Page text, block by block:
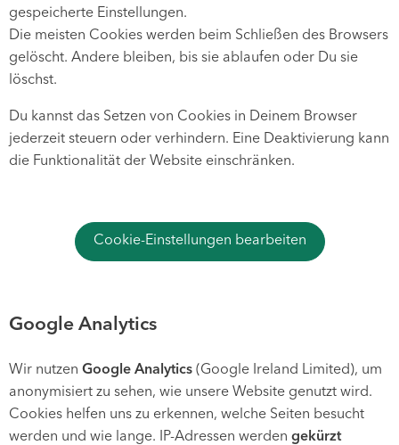
gespeicherte Einstellungen.
Die meisten Cookies werden beim Schließen des Browsers
gelöscht. Andere bleiben, bis sie ablaufen oder Du sie
löschst.
Du kannst das Setzen von Cookies in Deinem Browser
jederzeit steuern oder verhindern. Eine Deaktivierung kann
die Funktionalität der Website einschränken.
Cookie-Einstellungen bearbeiten
Google Analytics
Wir nutzen Google Analytics (Google Ireland Limited), um
anonymisiert zu sehen, wie unsere Website genutzt wird.
Cookies helfen uns zu erkennen, welche Seiten besucht
werden und wie lange. IP-Adressen werden gekürzt